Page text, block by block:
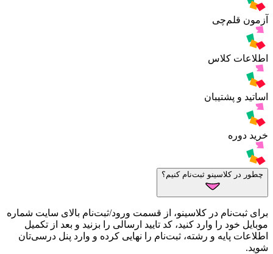
آزمون قلم‌چی
اطلاعات کلاس
اساتید و پشتیبان
خرید دوره
چطور در کلاسینو ثبت‌نام کنیم؟
برای ثبت‌نام در کلاسینو، از قسمت ورود/ثبت‌نام بالای سایت شماره
موبایل خود را وارد کنید، کد تایید ارسالی را بزنید و بعد از تکمیل
اطلاعات پایه و رشته، ثبت‌نام را نهایی کرده و وارد پنل درسی‌تان
شوید.